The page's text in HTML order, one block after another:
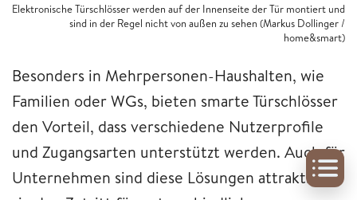
Elektronische Türschlösser werden auf der Innenseite der Tür montiert und
sind in der Regel nicht von außen zu sehen (Markus Dollinger /
home&smart)
Besonders in Mehrpersonen-Haushalten, wie
Familien oder WGs, bieten smarte Türschlösser
den Vorteil, dass verschiedene Nutzerprofile
und Zugangsarten unterstützt werden. Auch für
Unternehmen sind diese Lösungen attraktiv, da